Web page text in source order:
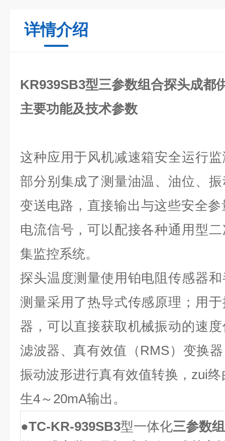
详情介绍
KR939SB3型三参数组合探头成都
主要功能及技术参数
这种应用于风机减速箱安全运行
部分别集成了测量油温、油位、
变送电路，直接输出与这些安全
电流信号，可以配接各种通用型
集监控系统。
探头温度测量使用铂电阻传感器
测量采用了热导式传感原理；用
器，可以直接获取机械振动的速
滤波器、真有效值（RMS）变换
振动波形进行真有效值转换，zui
生4～20mA输出。
●TC-KR-939SB3型一体化三参数